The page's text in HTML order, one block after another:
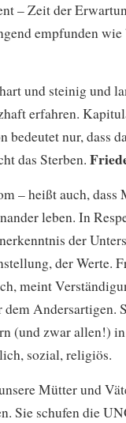
– Zeit der
empfunden
und steinig und
erfahren.
nur, dass
das Sterben.
– heißt auch, dass
leben. In
der
der Werte.
meint
Andersartigen.
(und zwar allen!)
sozial, religiös.
Mütter und
Sie schufen die